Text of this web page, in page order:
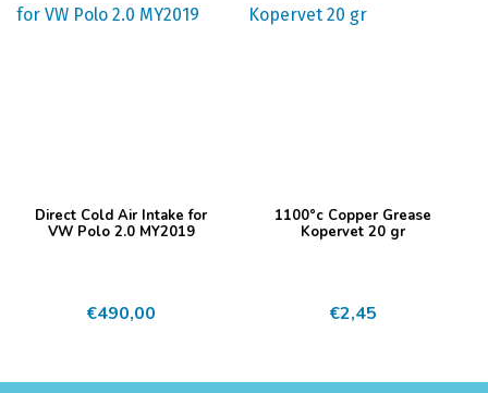
optie
tot
Direct Cold Air Intake for
VW Polo 2.0 MY2019
€490,00
1100°c Copper Grease
Kopervet 20 gr
€2,45